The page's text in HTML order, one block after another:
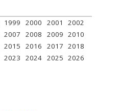
1999 2000 2001
2002
2007 2008 2009 2010
2015 2016 2017 2018
2023 2024 2025 2026